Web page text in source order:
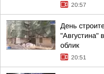
20:57
День
"Августина"
облик
20:51